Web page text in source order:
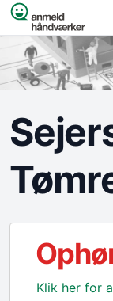
Spring til indhold
Klik her for